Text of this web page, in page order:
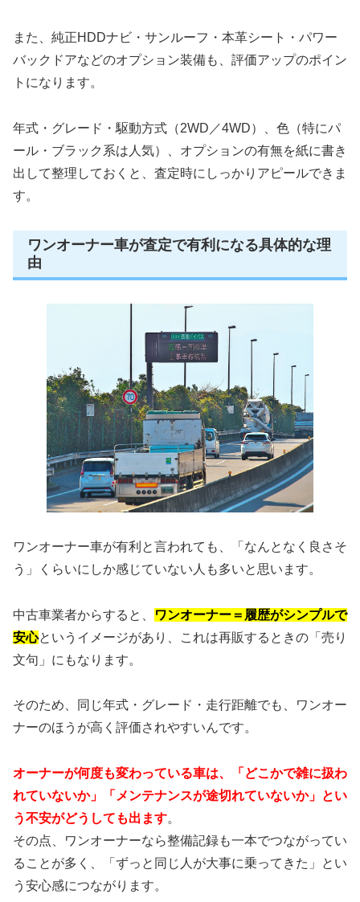
また、純正HDDナビ・サンルーフ・本革シート・パワー
バックドアなどのオプション装備も、評価アップのポイン
トになります。
年式・グレード・駆動方式（2WD／4WD）、色（特にパ
ール・ブラック系は人気）、オプションの有無を紙に書き
出して整理しておくと、査定時にしっかりアピールできま
す。
ワンオーナー車が査定で有利になる具体的な理
由
ワンオーナー車が有利と言われても、「なんとなく良さそ
う」くらいにしか感じていない人も多いと思います。
中古車業者からすると、
ワンオーナー＝履歴がシンプルで
安心というイメージがあり、これは再販するときの「売り
文句」にもなります。
そのため、同じ年式・グレード・走行距離でも、ワンオー
ナーのほうが高く評価されやすいんです。
オーナーが何度も変わっている車は、「どこかで雑に扱わ
れていないか」「メンテナンスが途切れていないか」とい
う不安がどうしても出ます。
その点、ワンオーナーなら整備記録も一本でつながってい
ることが多く、「ずっと同じ人が大事に乗ってきた」とい
う安心感につながります。